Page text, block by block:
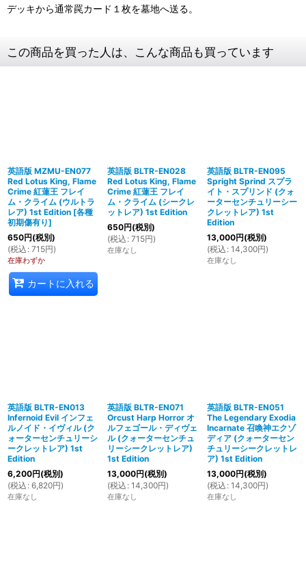
デッキから通常罠カード１枚を墓地へ送る。
この商品を買った人は、こんな商品も買っています
英語版 MZMU-EN077
Red Lotus King, Flame
Crime 紅蓮王 フレイ
ム・クライム (ウルトラ
レア) 1st Edition [各種
初期傷有り]
650円(税別)
(税込 : 715円)
在庫わずか
カートに入れる
英語版 BLTR-EN028
Red Lotus King, Flame
Crime 紅蓮王 フレイ
ム・クライム (シークレ
ットレア) 1st Edition
650円(税別)
(税込 : 715円)
在庫なし
英語版 BLTR-EN095
Spright Sprind スプラ
イト・スプリンド (クォ
ーターセンチュリーシー
クレットレア) 1st
Edition
13,000円(税別)
(税込 : 14,300円)
在庫なし
英語版 BLTR-EN013
Infernoid Evil インフェ
ルノイド・イヴィル (ク
ォーターセンチュリーシ
ークレットレア) 1st
Edition
6,200円(税別)
(税込 : 6,820円)
在庫なし
英語版 BLTR-EN071
Orcust Harp Horror オ
ルフェゴール・ディヴェ
ル (クォーターセンチュ
リーシークレットレア)
1st Edition
13,000円(税別)
(税込 : 14,300円)
在庫なし
英語版 BLTR-EN051
The Legendary Exodia
Incarnate 召喚神エクゾ
ディア (クォーターセン
チュリーシークレットレ
ア) 1st Edition
13,000円(税別)
(税込 : 14,300円)
在庫なし